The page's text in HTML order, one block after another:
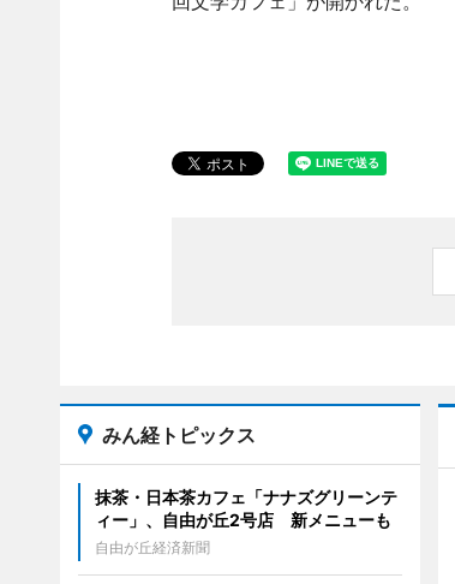
みん経トピックス
抹茶・日本茶カフェ「ナナズグリーンテ
ィー」、自由が丘2号店 新メニューも
自由が丘経済新聞